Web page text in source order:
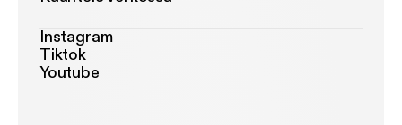
Instagram
Tiktok
Youtube